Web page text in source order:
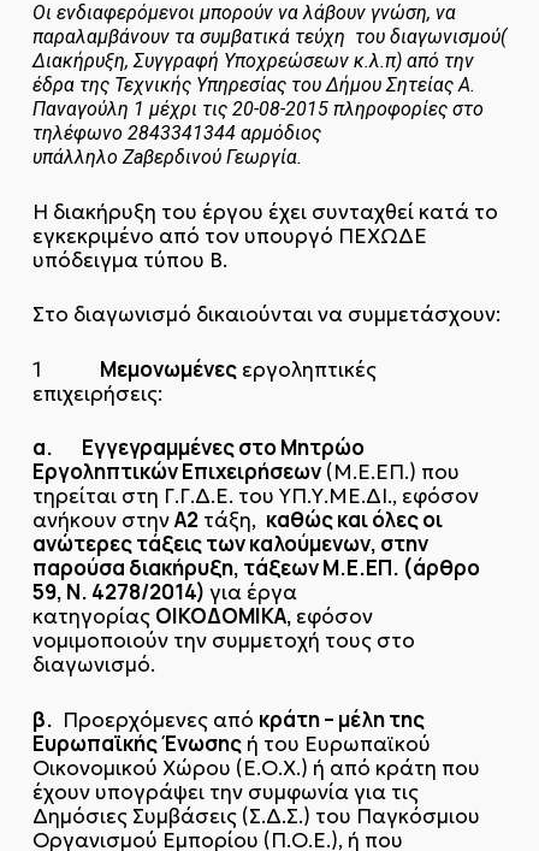
Οι ενδιαφερόμενοι μπορούν να λάβουν γνώση, να
παραλαμβάνουν τα συμβατικά τεύχη του διαγωνισμού(
Διακήρυξη, Συγγραφή Υποχρεώσεων κ.λ.π) από την
έδρα της Τεχνικής Υπηρεσίας του Δήμου Σητείας Α.
Παναγούλη 1 μέχρι τις 20-08-2015 πληροφορίες στο
τηλέφωνο 2843341344 αρμόδιος
υπάλληλο Zaβερδινού Γεωργία.
Η διακήρυξη του έργου έχει συνταχθεί κατά το
εγκεκριμένο από τον υπουργό ΠΕΧΩΔΕ
υπόδειγμα τύπου Β.
Στο διαγωνισμό δικαιούνται να συμμετάσχουν:
1 Μεμονωμένεςεργοληπτικές
επιχειρήσεις:
α.
Εγγεγραμμένες στο Μητρώο
Εργοληπτικών Επιχειρήσεων(Μ.Ε.ΕΠ.) που
τηρείται στη Γ.Γ.Δ.Ε. του ΥΠ.Υ.ΜΕ.ΔΙ., εφόσον
ανήκουν στηνΑ2τάξη, καθώς και όλες οι
ανώτερες τάξεις των καλούμενων, στην
παρούσα διακήρυξη, τάξεων Μ.Ε.ΕΠ. (άρθρο
59, Ν. 4278/2014) για έργα
κατηγορίας ΟΙΚΟΔΟΜΙΚΑ, εφόσον
νομιμοποιούν την συμμετοχή τους στο
διαγωνισμό.
β. Προερχόμενες από κράτη – μέλη της
Ευρωπαϊκής Ένωσηςή του Ευρωπαϊκού
Οικονομικού Χώρου (Ε.Ο.Χ.) ή από κράτη που
έχουν υπογράψει την συμφωνία για τις
Δημόσιες Συμβάσεις (Σ.Δ.Σ.) του Παγκόσμιου
Οργανισμού Εμπορίου (Π.Ο.Ε.), ή που